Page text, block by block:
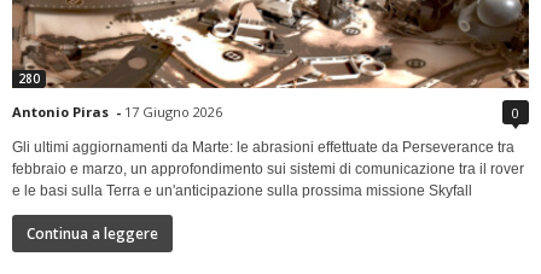
280
Antonio Piras - 17 Giugno 2026 0
Gli ultimi aggiornamenti da Marte: le abrasioni effettuate da Perseverance tra
febbraio e marzo, un approfondimento sui sistemi di comunicazione tra il rover
e le basi sulla Terra e un'anticipazione sulla prossima missione Skyfall
Continua a leggere